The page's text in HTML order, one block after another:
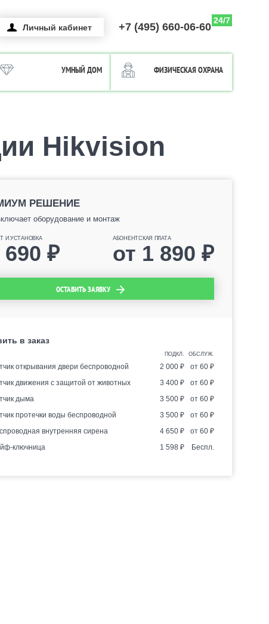
Личный кабинет +7 (495) 660-06-60
24/7
УМНЫЙ ДОМ ФИЗИЧЕСКАЯ ОХРАНА
Hikvision
РЕШЕНИЕ
оборудование и монтаж
И УСТАНОВКА
690 ₽
АБОНЕНТСКАЯ ПЛАТА
от 1 890 ₽
ОСТАВИТЬ ЗАЯВКУ
в заказ
ПОДКЛ. ОБСЛУЖ.
открывания двери беспроводной 2 000 ₽ от 60 ₽
движения с защитой от животных
3 400 ₽ от 60 ₽
дыма
3 500 ₽ от 60 ₽
протечки воды беспроводной
3 500 ₽ от 60 ₽
внутренняя сирена
4 650 ₽ от 60 ₽
ключница
1 598 ₽ Беспл.